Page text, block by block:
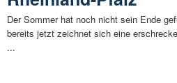
Der Sommer hat noch nicht sein Ende
bereits jetzt zeichnet sich eine
...